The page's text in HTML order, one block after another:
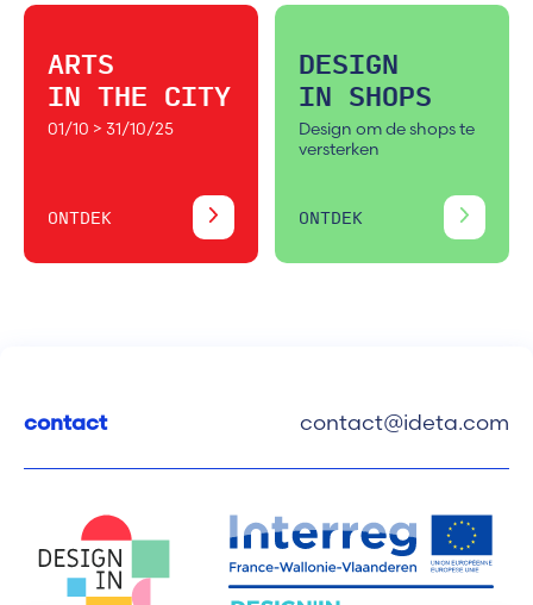
ARTS
IN THE CITY
01/10 > 31/10/25
ONTDEK
DESIGN
IN SHOPS
Design om de shops te
versterken
ONTDEK
contact contact@ideta.com